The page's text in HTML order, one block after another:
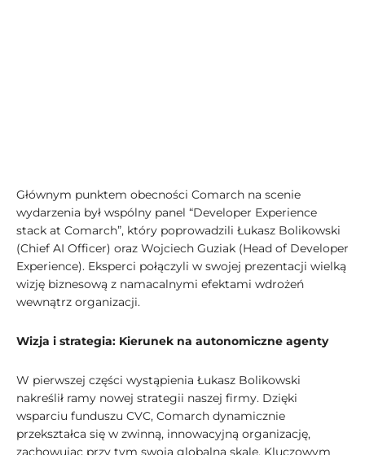
Głównym punktem obecności Comarch na scenie
wydarzenia był wspólny panel “Developer Experience
stack at Comarch”, który poprowadzili Łukasz Bolikowski
(Chief AI Officer) oraz Wojciech Guziak (Head of Developer
Experience). Eksperci połączyli w swojej prezentacji wielką
wizję biznesową z namacalnymi efektami wdrożeń
wewnątrz organizacji.
Wizja i strategia: Kierunek na autonomiczne agenty
W pierwszej części wystąpienia Łukasz Bolikowski
nakreślił ramy nowej strategii naszej firmy. Dzięki
wsparciu funduszu CVC, Comarch dynamicznie
przekształca się w zwinną, innowacyjną organizację,
zachowując przy tym swoją globalną skalę. Kluczowym